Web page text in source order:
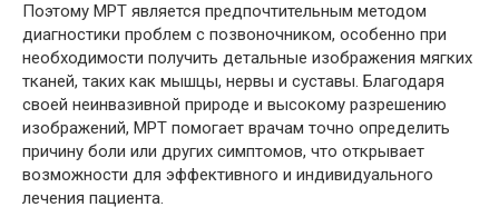
Поэтому МРТ является предпочтительным методом
диагностики проблем с позвоночником, особенно при
необходимости получить детальные изображения мягких
тканей, таких как мышцы, нервы и суставы. Благодаря
своей неинвазивной природе и высокому разрешению
изображений, МРТ помогает врачам точно определить
причину боли или других симптомов, что открывает
возможности для эффективного и индивидуального
лечения пациента.